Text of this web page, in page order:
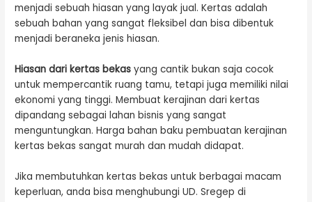
menjadi sebuah hiasan yang layak jual. Kertas adalah
sebuah bahan yang sangat fleksibel dan bisa dibentuk
menjadi beraneka jenis hiasan.
Hiasan dari kertas bekas yang cantik bukan saja cocok
untuk mempercantik ruang tamu, tetapi juga memiliki nilai
ekonomi yang tinggi. Membuat kerajinan dari kertas
dipandang sebagai lahan bisnis yang sangat
menguntungkan. Harga bahan baku pembuatan kerajinan
kertas bekas sangat murah dan mudah didapat.
Jika membutuhkan kertas bekas untuk berbagai macam
keperluan, anda bisa menghubungi UD. Sregep di